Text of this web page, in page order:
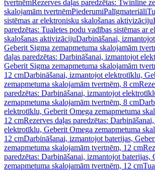
tvertnēmRezerves daļas paredzētas: Twinline
skalojamām tvertnēmPiederumiPalīgmateriāli
sistēmas ar elektronisku skalošanas aktivizāciju
paredzētas: Tualetes podu vadības sistēmas ar
skalošanas aktivizācijuDarbināšanai,
Geberit Sigma zemapmetuma skalojamām
daļas paredzētas: Darbināšanai, izmantojot
Geberit Sigma zemapmetuma skalojamām
12 cmDarbināšanai, izmantojot elektrotīklu,
zemapmetuma skalojamām tvertnēm, 8 cm
paredzētas: Darbināšanai, izmantojot
zemapmetuma skalojamām tvertnēm, 8 cm
elektrotīklu, Geberit Omega zemapmetuma
12 cmRezerves daļas paredzētas:
elektrotīklu, Geberit Omega zemapmetuma
12 cmDarbināšanai, izmantojot baterijas,
zemapmetuma skalojamām tvertnēm, 12 cm
paredzētas: Darbināšanai, izmantojot baterijas,
zemapmetuma skalojamām tvertnēm, 12 cm